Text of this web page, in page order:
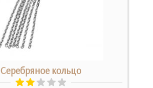
Серебряное кольцо